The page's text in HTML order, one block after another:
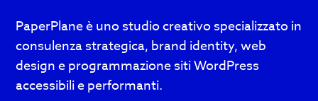
volare
sempre
più
strategica,
brand
identity,
PaperPlane è uno studio creativo specializzato in
consulenza strategica, brand identity, web
design e programmazione siti WordPress
accessibili e performanti.